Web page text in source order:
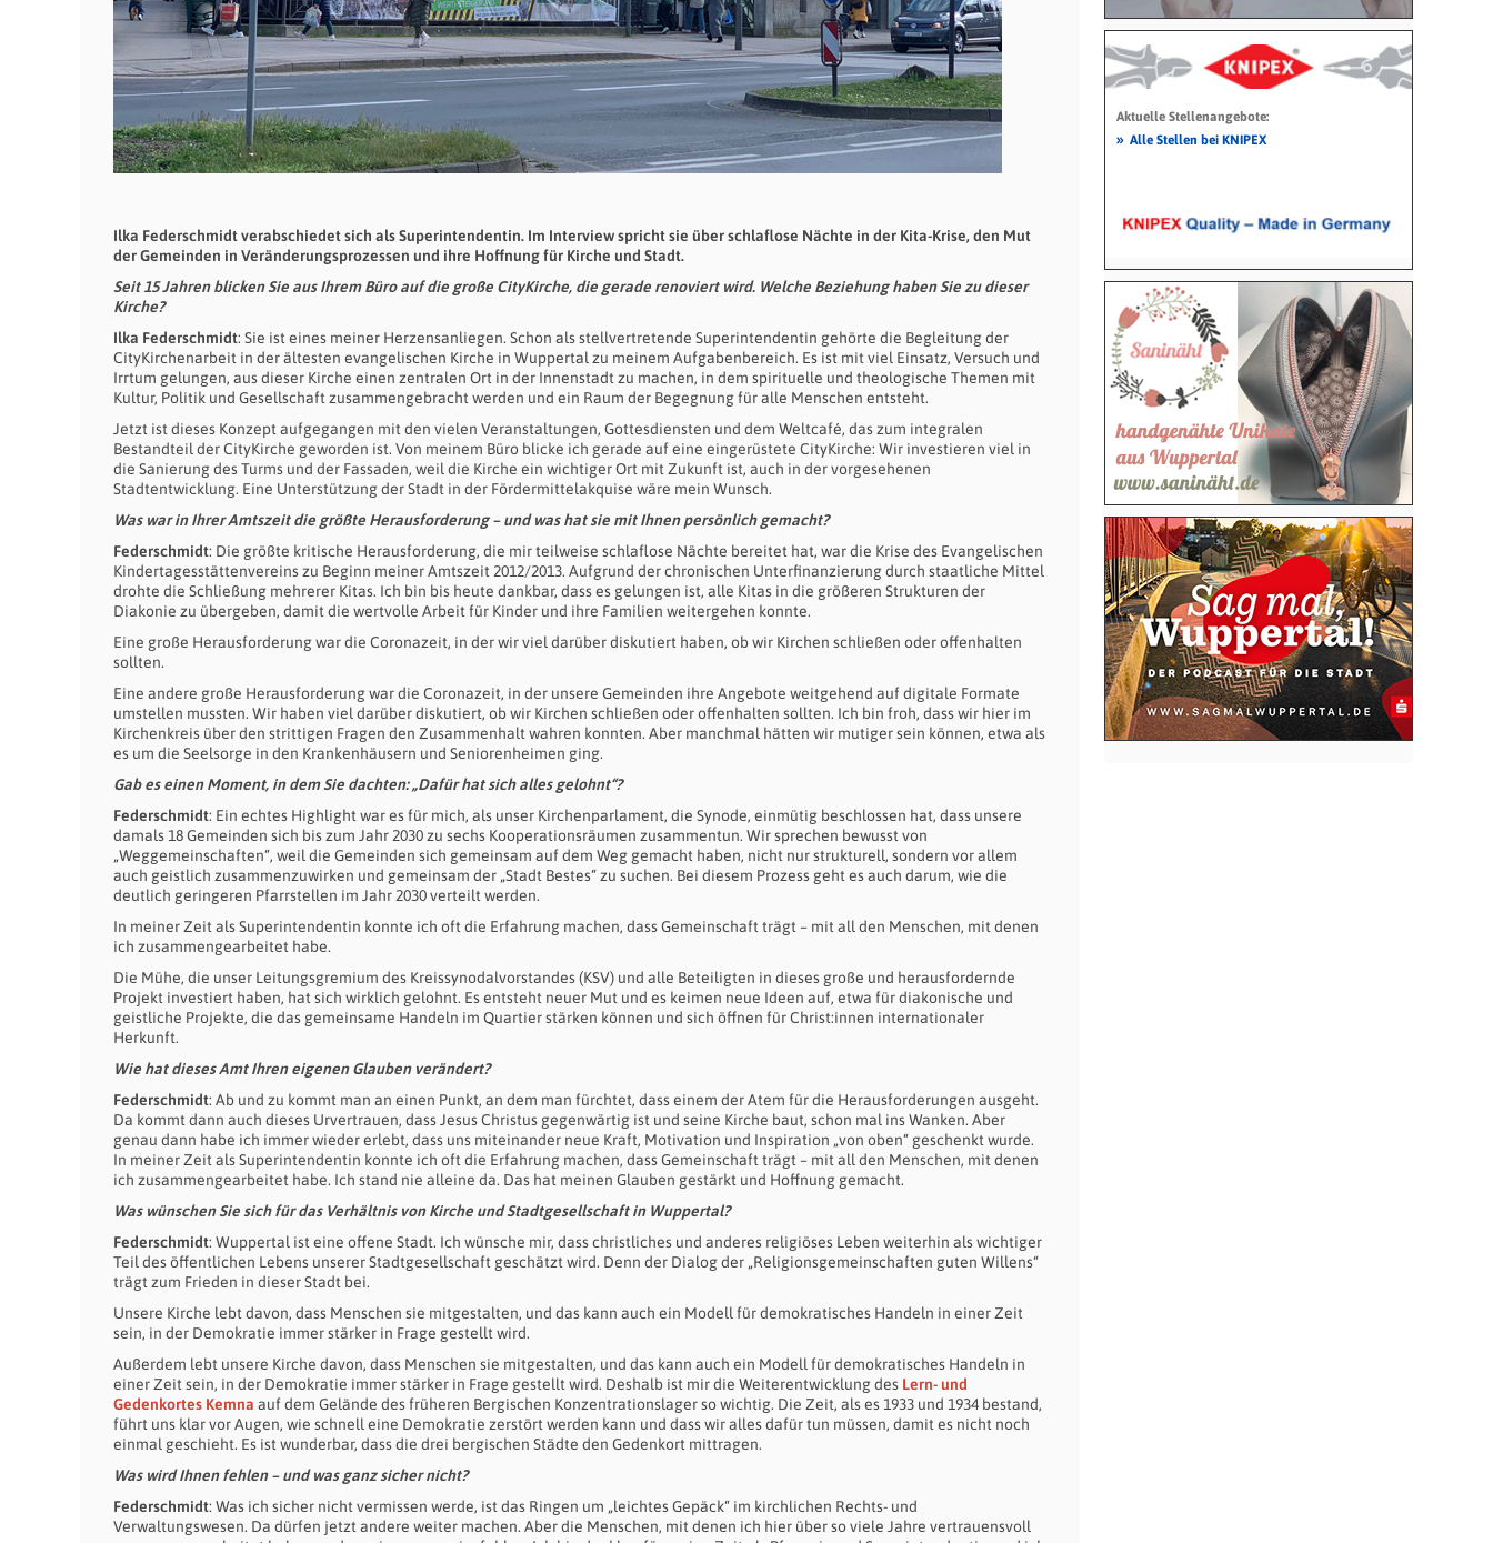
Ilka Federschmidt verabschiedet sich als Superintendentin. Im Interview spricht sie über schlaflose Nächte in der Kita-Krise, den Mut
der Gemeinden in Veränderungsprozessen und ihre Hoffnung für Kirche und Stadt.
Seit 15 Jahren blicken Sie aus Ihrem Büro auf die große CityKirche, die gerade renoviert wird. Welche Beziehung haben Sie zu dieser
Kirche?
Ilka Federschmidt: Sie ist eines meiner Herzensanliegen. Schon als stellvertretende Superintendentin gehörte die Begleitung der
CityKirchenarbeit in der ältesten evangelischen Kirche in Wuppertal zu meinem Aufgabenbereich. Es ist mit viel Einsatz, Versuch und
Irrtum gelungen, aus dieser Kirche einen zentralen Ort in der Innenstadt zu machen, in dem spirituelle und theologische Themen mit
Kultur, Politik und Gesellschaft zusammengebracht werden und ein Raum der Begegnung für alle Menschen entsteht.
Jetzt ist dieses Konzept aufgegangen mit den vielen Veranstaltungen, Gottesdiensten und dem Weltcafé, das zum integralen
Bestandteil der CityKirche geworden ist. Von meinem Büro blicke ich gerade auf eine eingerüstete CityKirche: Wir investieren viel in
die Sanierung des Turms und der Fassaden, weil die Kirche ein wichtiger Ort mit Zukunft ist, auch in der vorgesehenen
Stadtentwicklung. Eine Unterstützung der Stadt in der Fördermittelakquise wäre mein Wunsch.
Was war in Ihrer Amtszeit die größte Herausforderung – und was hat sie mit Ihnen persönlich gemacht?
Federschmidt: Die größte kritische Herausforderung, die mir teilweise schlaflose Nächte bereitet hat, war die Krise des Evangelischen
Kindertagesstättenvereins zu Beginn meiner Amtszeit 2012/2013. Aufgrund der chronischen Unterfinanzierung durch staatliche Mittel
drohte die Schließung mehrerer Kitas. Ich bin bis heute dankbar, dass es gelungen ist, alle Kitas in die größeren Strukturen der
Diakonie zu übergeben, damit die wertvolle Arbeit für Kinder und ihre Familien weitergehen konnte.
Eine große Herausforderung war die Coronazeit, in der wir viel darüber diskutiert haben, ob wir Kirchen schließen oder offenhalten
sollten.
Eine andere große Herausforderung war die Coronazeit, in der unsere Gemeinden ihre Angebote weitgehend auf digitale Formate
umstellen mussten. Wir haben viel darüber diskutiert, ob wir Kirchen schließen oder offenhalten sollten. Ich bin froh, dass wir hier im
Kirchenkreis über den strittigen Fragen den Zusammenhalt wahren konnten. Aber manchmal hätten wir mutiger sein können, etwa als
es um die Seelsorge in den Krankenhäusern und Seniorenheimen ging.
Gab es einen Moment, in dem Sie dachten: „Dafür hat sich alles gelohnt“?
Federschmidt: Ein echtes Highlight war es für mich, als unser Kirchenparlament, die Synode, einmütig beschlossen hat, dass unsere
damals 18 Gemeinden sich bis zum Jahr 2030 zu sechs Kooperationsräumen zusammentun. Wir sprechen bewusst von
„Weggemeinschaften“, weil die Gemeinden sich gemeinsam auf dem Weg gemacht haben, nicht nur strukturell, sondern vor allem
auch geistlich zusammenzuwirken und gemeinsam der „Stadt Bestes“ zu suchen. Bei diesem Prozess geht es auch darum, wie die
deutlich geringeren Pfarrstellen im Jahr 2030 verteilt werden.
In meiner Zeit als Superintendentin konnte ich oft die Erfahrung machen, dass Gemeinschaft trägt – mit all den Menschen, mit denen
ich zusammengearbeitet habe.
Die Mühe, die unser Leitungsgremium des Kreissynodalvorstandes (KSV) und alle Beteiligten in dieses große und herausfordernde
Projekt investiert haben, hat sich wirklich gelohnt. Es entsteht neuer Mut und es keimen neue Ideen auf, etwa für diakonische und
geistliche Projekte, die das gemeinsame Handeln im Quartier stärken können und sich öffnen für Christ:innen internationaler
Herkunft.
Wie hat dieses Amt Ihren eigenen Glauben verändert?
Federschmidt: Ab und zu kommt man an einen Punkt, an dem man fürchtet, dass einem der Atem für die Herausforderungen ausgeht.
Da kommt dann auch dieses Urvertrauen, dass Jesus Christus gegenwärtig ist und seine Kirche baut, schon mal ins Wanken. Aber
genau dann habe ich immer wieder erlebt, dass uns miteinander neue Kraft, Motivation und Inspiration „von oben“ geschenkt wurde.
In meiner Zeit als Superintendentin konnte ich oft die Erfahrung machen, dass Gemeinschaft trägt – mit all den Menschen, mit denen
ich zusammengearbeitet habe. Ich stand nie alleine da. Das hat meinen Glauben gestärkt und Hoffnung gemacht.
Was wünschen Sie sich für das Verhältnis von Kirche und Stadtgesellschaft in Wuppertal?
Federschmidt: Wuppertal ist eine offene Stadt. Ich wünsche mir, dass christliches und anderes religiöses Leben weiterhin als wichtiger
Teil des öffentlichen Lebens unserer Stadtgesellschaft geschätzt wird. Denn der Dialog der „Religionsgemeinschaften guten Willens“
trägt zum Frieden in dieser Stadt bei.
Unsere Kirche lebt davon, dass Menschen sie mitgestalten, und das kann auch ein Modell für demokratisches Handeln in einer Zeit
sein, in der Demokratie immer stärker in Frage gestellt wird.
Außerdem lebt unsere Kirche davon, dass Menschen sie mitgestalten, und das kann auch ein Modell für demokratisches Handeln in
einer Zeit sein, in der Demokratie immer stärker in Frage gestellt wird. Deshalb ist mir die Weiterentwicklung des Lern- und
Gedenkortes Kemna auf dem Gelände des früheren Bergischen Konzentrationslager so wichtig. Die Zeit, als es 1933 und 1934 bestand,
führt uns klar vor Augen, wie schnell eine Demokratie zerstört werden kann und dass wir alles dafür tun müssen, damit es nicht noch
einmal geschieht. Es ist wunderbar, dass die drei bergischen Städte den Gedenkort mittragen.
Was wird Ihnen fehlen – und was ganz sicher nicht?
Federschmidt: Was ich sicher nicht vermissen werde, ist das Ringen um „leichtes Gepäck“ im kirchlichen Rechts- und
Verwaltungswesen. Da dürfen jetzt andere weiter machen. Aber die Menschen, mit denen ich hier über so viele Jahre vertrauensvoll
Aktuelle Stellenangebote:
» Alle Stellen bei KNIPEX